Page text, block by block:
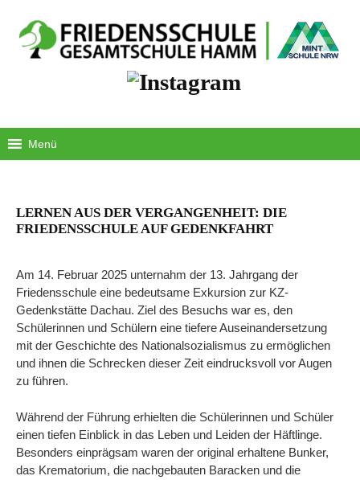
Inhalt
Menü
LERNEN AUS DER VERGANGENHEIT: DIE
FRIEDENSSCHULE AUF GEDENKFAHRT
Am 14. Februar 2025 unternahm der 13. Jahrgang der
Friedensschule eine bedeutsame Exkursion zur KZ-
Gedenkstätte Dachau. Ziel des Besuchs war es, den
Schülerinnen und Schülern eine tiefere Auseinandersetzung
mit der Geschichte des Nationalsozialismus zu ermöglichen
und ihnen die Schrecken dieser Zeit eindrucksvoll vor Augen
zu führen.
Während der Führung erhielten die Schülerinnen und Schüler
einen tiefen Einblick in das Leben und Leiden der Häftlinge.
Besonders einprägsam waren der original erhaltene Bunker,
das Krematorium, die nachgebauten Baracken und die